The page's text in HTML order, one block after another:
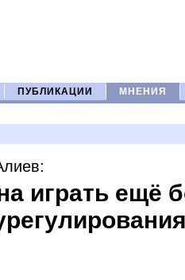
ПУБЛИКАЦИИ МНЕНИЯ
:
играть ещё